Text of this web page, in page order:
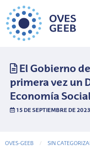
El Gobierno
primera vez un
Economía Social
15 DE SEPTIEMBRE DE 2023
OVES-GEEB
SIN